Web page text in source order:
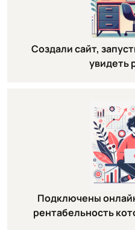
Создали сайт,
увидеть
Подключены
рентабельность